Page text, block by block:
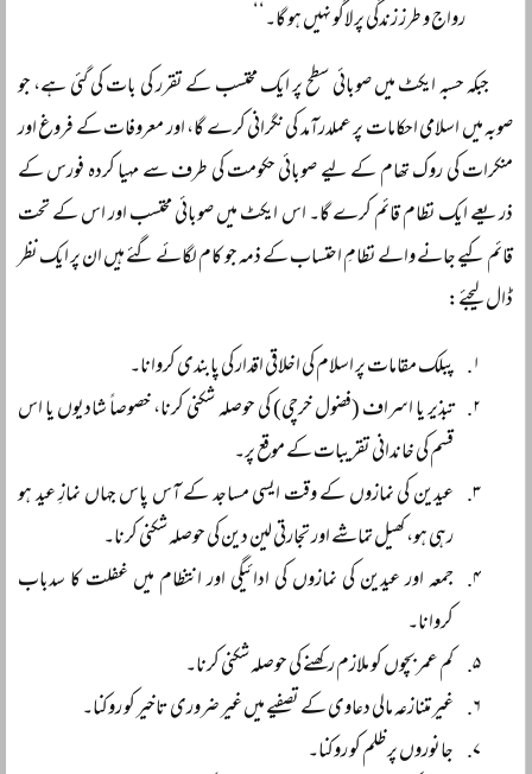
رواج و طرز زندگی پر لاگو نہیں ہو گا۔‘‘
جبکہ حسبہ ایکٹ میں صوبائی سطح پر ایک محتسب کے تقرر کی بات کی گئی ہے، جو
صوبہ میں اسلامی احکامات پر عملدرآمد کی نگرانی کرے گا، اور معروفات کے فروغ اور
منکرات کی روک تھام کے لیے صوبائی حکومت کی طرف سے مہیا کردہ فورس کے
ذریعے ایک نظام قائم کرے گا۔ اس ایکٹ میں صوبائی محتسب اور اس کے تحت
قائم کیے جانے والے نظامِ احتساب کے ذمہ جو کام لگائے گئے ہیں ان پر ایک نظر
ڈال لیجئے:
پبلک مقامات پر اسلام کی اخلاقی اقدار کی پابندی کروانا۔
تبذیر یا اسراف (فضول خرچی) کی حوصلہ شکنی کرنا، خصوصاً شادیوں یا اس
قسم کی خاندانی تقریبات کے موقع پر۔
عیدین کی نمازوں کے وقت ایسی مساجد کے آس پاس جہاں نمازِ عید ہو
رہی ہو، کھیل تماشے اور تجارتی لین دین کی حوصلہ شکنی کرنا۔
جمعہ اور عیدین کی نمازوں کی ادائیگی اور انتظام میں غفلت کا سدباب
کروانا۔
کم عمر بچوں کو ملازم رکھنے کی حوصلہ شکنی کرنا۔
غیر متنازعہ مالی دعاوی کے تصفیے میں غیر ضروری تاخیر کو روکنا۔
جانوروں پر ظلم کو روکنا۔